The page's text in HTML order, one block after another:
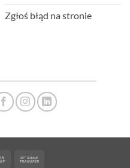
Zgłoś błąd na stronie
Cash